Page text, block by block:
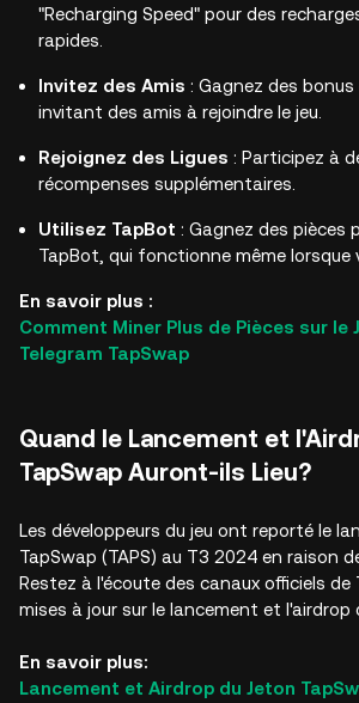
"Recharging Speed" pour des
rapides.
Invitez des Amis : Gagnez des
invitant des amis à rejoindre le jeu.
Rejoignez des Ligues : Participez à
récompenses supplémentaires.
Utilisez TapBot : Gagnez des pièces
TapBot, qui fonctionne même lorsque
En savoir plus :
Comment Miner Plus de Pièces sur le
Telegram TapSwap
Quand le Lancement et
TapSwap Auront-ils Lieu?
Les développeurs du jeu ont reporté le
TapSwap (TAPS) au T3 2024 en raison
Restez à l'écoute des canaux officiels de
mises à jour sur le lancement et l'airdrop
En savoir plus:
Lancement et Airdrop du Jeton